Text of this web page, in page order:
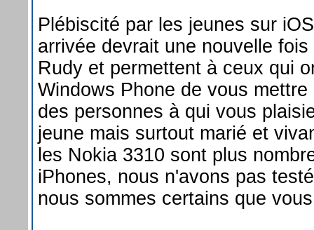
Plébiscité par les jeunes sur
arrivée devrait une nouvelle
Rudy et permettent à ceux qui
Windows Phone de vous
des personnes à qui vous
jeune mais surtout marié et
les Nokia 3310 sont plus
iPhones, nous n'avons pas
nous sommes certains que